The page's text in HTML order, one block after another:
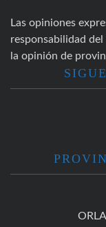
Las opiniones
responsabilidad
la opinión de